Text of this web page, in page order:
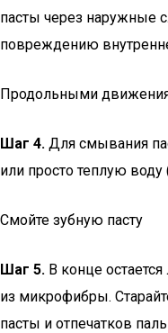
пасты через наружные
повреждению
Продольными
Шаг 4. Для смывания
или просто теплую воду
Смойте зубную пасту
Шаг 5. В конце
из микрофибры.
пасты и отпечатков